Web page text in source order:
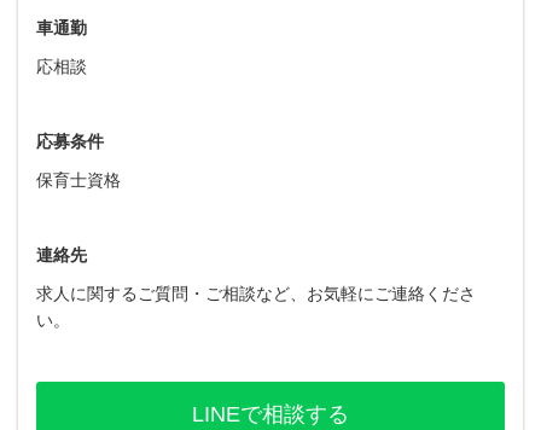
車通勤
応相談
応募条件
保育士資格
連絡先
求人に関するご質問・ご相談など、お気軽にご連絡くださ
い。
LINEで相談する